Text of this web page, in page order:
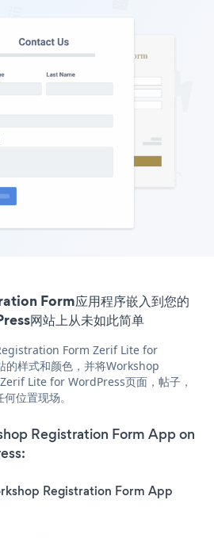
Form应用程序嵌入到您的
网站上从未如此简单
Form Zerif Lite for
的样式和颜色，并将Workshop
Lite for WordPress页面，帖子，
位置现场。
Registration Form App on
Registration Form App